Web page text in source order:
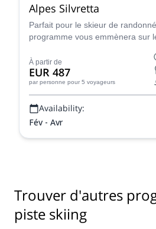
Alpes Silvretta
Parfait pour le skieur de
programme vous emmènera sur
IFMGA.
À partir de
EUR 487
par personne pour 5 voyageurs
Availability:
Fév - Avr
Trouver d'autres
piste skiing